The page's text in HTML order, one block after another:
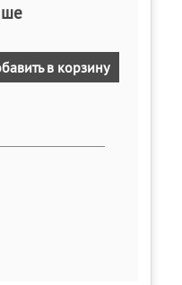
в корзину